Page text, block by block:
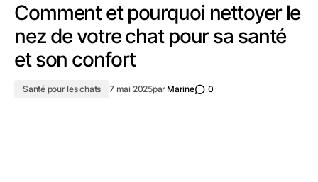
Comment et pourquoi nettoyer le
nez de votre chat pour sa santé
et son confort
Santé pour les chats 7 mai 2025par Marine 0